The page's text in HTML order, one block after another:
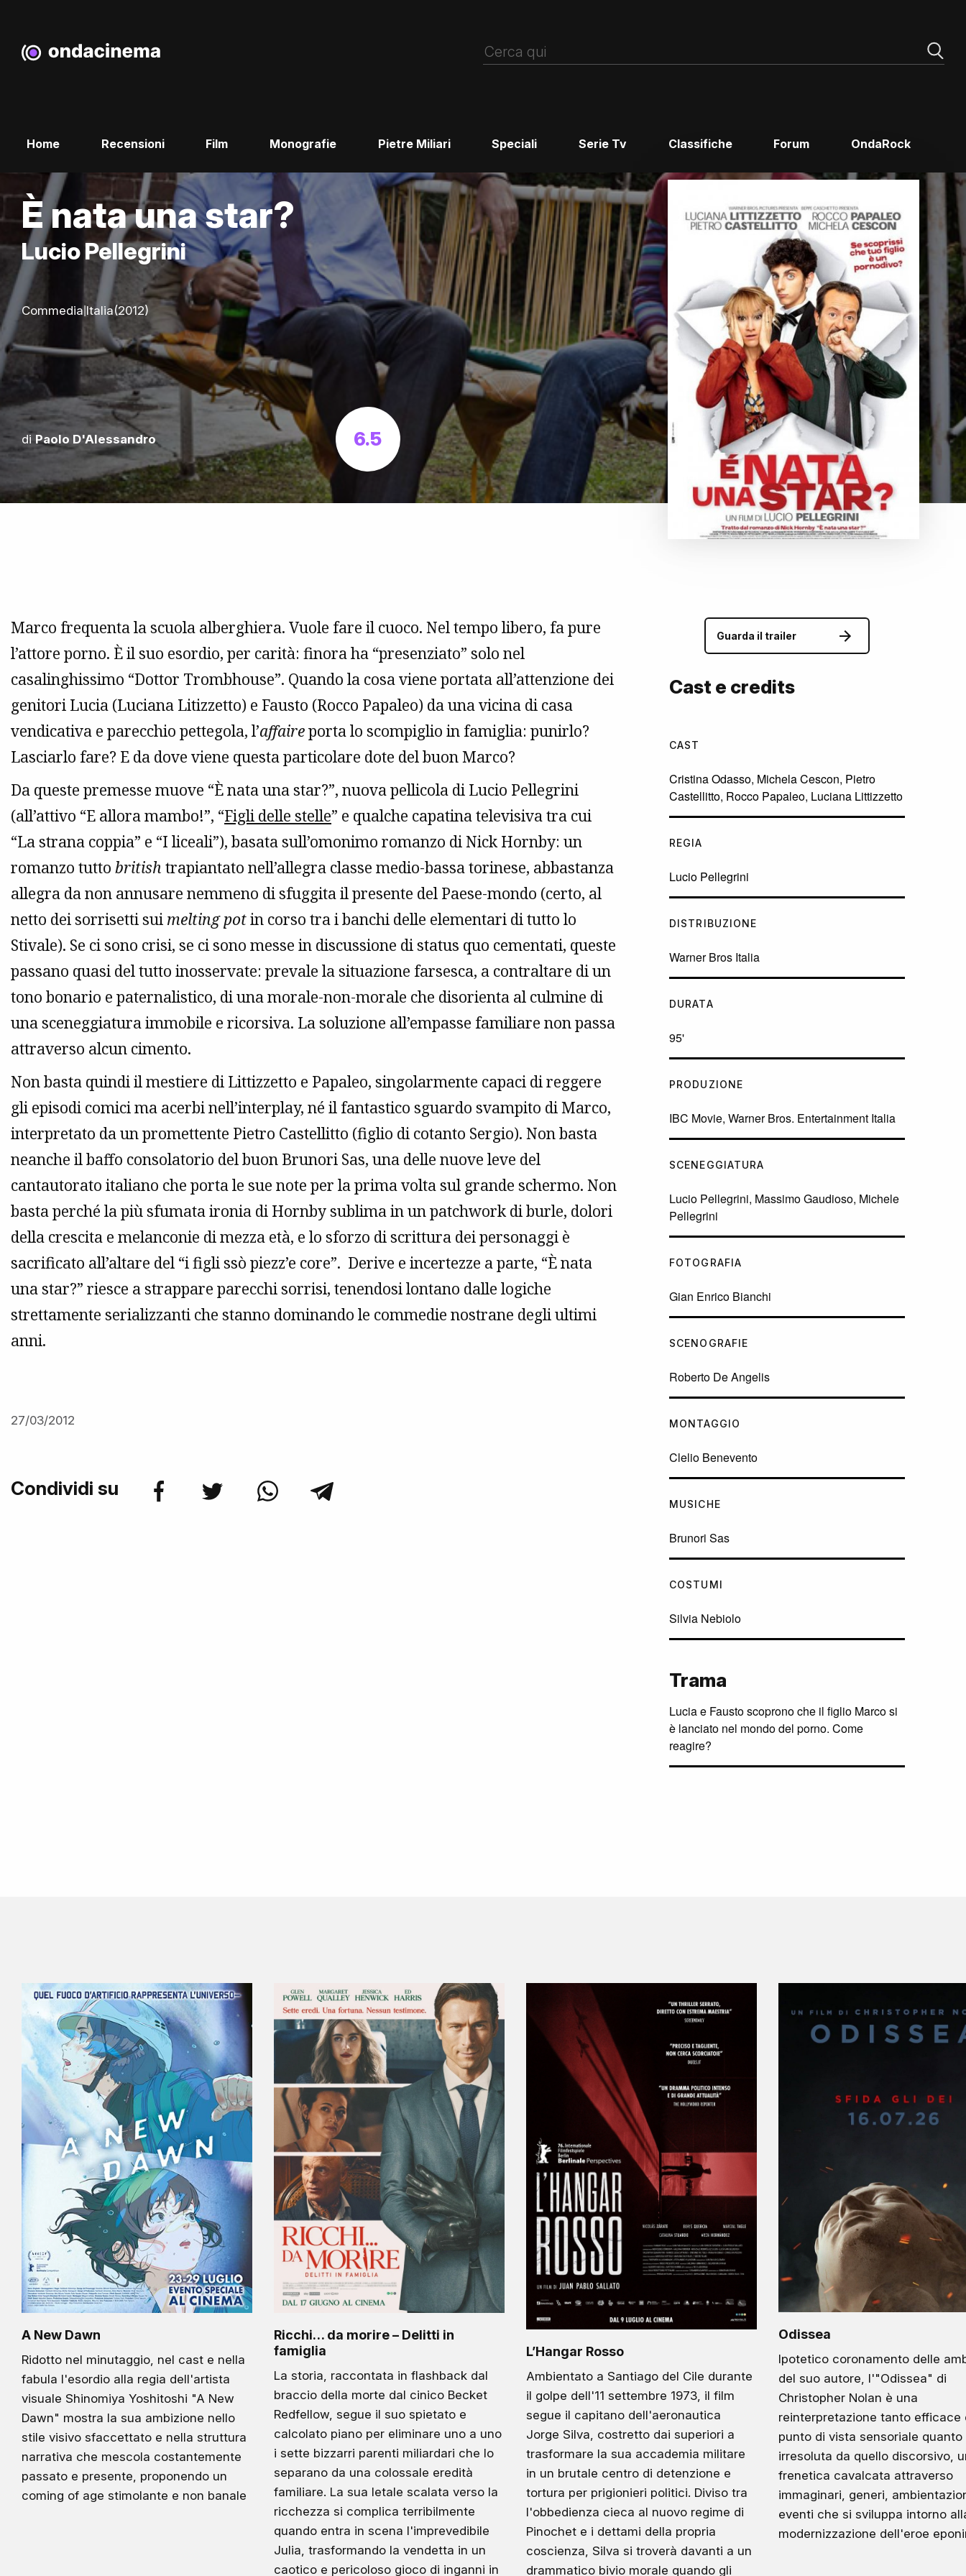
Home Recensioni Film Monografie Pietre Miliari Speciali Serie Tv Classifiche Forum OndaRock
È nata una star?
Lucio Pellegrini
Commedia|Italia(2012)
di Paolo D'Alessandro 6.5
Marco frequenta la scuola alberghiera. Vuole fare il cuoco. Nel tempo libero, fa pure
l’attore porno. È il suo esordio, per carità: finora ha “presenziato” solo nel
casalinghissimo “Dottor Trombhouse”. Quando la cosa viene portata all’attenzione dei
genitori Lucia (Luciana Litizzetto) e Fausto (Rocco Papaleo) da una vicina di casa
vendicativa e parecchio pettegola, l’affaireporta lo scompiglio in famiglia: punirlo?
Lasciarlo fare? E da dove viene questa particolare dote del buon Marco?
Da queste premesse muove “È nata una star?”, nuova pellicola di Lucio Pellegrini
(all’attivo “E allora mambo!”, “Figli delle stelle” e qualche capatina televisiva tra cui
“La strana coppia” e “I liceali”), basata sull’omonimo romanzo di Nick Hornby: un
romanzo tutto british trapiantato nell’allegra classe medio-bassa torinese, abbastanza
allegra da non annusare nemmeno di sfuggita il presente del Paese-mondo (certo, al
netto dei sorrisetti sui melting potin corso tra i banchi delle elementari di tutto lo
Stivale). Se ci sono crisi, se ci sono messe in discussione di status quo cementati, queste
passano quasi del tutto inosservate: prevale la situazione farsesca, a contraltare di un
tono bonario e paternalistico, di una morale-non-morale che disorienta al culmine di
una sceneggiatura immobile e ricorsiva. La soluzione all’empasse familiare non passa
attraverso alcun cimento.
Non basta quindi il mestiere di Littizzetto e Papaleo, singolarmente capaci di reggere
gli episodi comici ma acerbi nell’interplay, né il fantastico sguardo svampito di Marco,
interpretato da un promettente Pietro Castellitto (figlio di cotanto Sergio). Non basta
neanche il baffo consolatorio del buon Brunori Sas, una delle nuove leve del
cantautorato italiano che porta le sue note per la prima volta sul grande schermo. Non
basta perché la più sfumata ironia di Hornby sublima in un patchwork di burle, dolori
della crescita e melanconie di mezza età, e lo sforzo di scrittura dei personaggi è
sacrificato all’altare del “i figli ssò piezz’e core”. Derive e incertezze a parte, “È nata
una star?” riesce a strappare parecchi sorrisi, tenendosi lontano dalle logiche
strettamente serializzanti che stanno dominando le commedie nostrane degli ultimi
anni.
27/03/2012
Condividi su
Guarda il trailer
Cast e credits
CAST
Cristina Odasso, Michela Cescon, Pietro
Castellitto, Rocco Papaleo, Luciana Littizzetto
REGIA
Lucio Pellegrini
DISTRIBUZIONE
Warner Bros Italia
DURATA
95'
PRODUZIONE
IBC Movie, Warner Bros. Entertainment Italia
SCENEGGIATURA
Lucio Pellegrini, Massimo Gaudioso, Michele
Pellegrini
FOTOGRAFIA
Gian Enrico Bianchi
SCENOGRAFIE
Roberto De Angelis
MONTAGGIO
Clelio Benevento
MUSICHE
Brunori Sas
COSTUMI
Silvia Nebiolo
Trama
Lucia e Fausto scoprono che il figlio Marco si
è lanciato nel mondo del porno. Come
reagire?
A New Dawn
Ridotto nel minutaggio, nel cast e nella
fabula l'esordio alla regia dell'artista
visuale Shinomiya Yoshitoshi "A New
Dawn" mostra la sua ambizione nello
stile visivo sfaccettato e nella struttura
narrativa che mescola costantemente
passato e presente, proponendo un
coming of age stimolante e non banale
Ricchi… da morire – Delitti in
famiglia
La storia, raccontata in flashback dal
braccio della morte dal cinico Becket
Redfellow, segue il suo spietato e
calcolato piano per eliminare uno a uno
i sette bizzarri parenti miliardari che lo
separano da una colossale eredità
familiare. La sua letale scalata verso la
ricchezza si complica terribilmente
quando entra in scena l'imprevedibile
Julia, trasformando la vendetta in un
caotico e pericoloso gioco di inganni in
L’Hangar Rosso
Ambientato a Santiago del Cile durante
il golpe dell'11 settembre 1973, il film
segue il capitano dell'aeronautica
Jorge Silva, costretto dai superiori a
trasformare la sua accademia militare
in un brutale centro di detenzione e
tortura per prigionieri politici. Diviso tra
l'obbedienza cieca al nuovo regime di
Pinochet e i dettami della propria
coscienza, Silva si troverà davanti a un
drammatico bivio morale quando gli
Odissea
Ipotetico coronamento delle
del suo autore, l'"Odissea" di
Christopher Nolan è una
reinterpretazione tanto efficace
punto di vista sensoriale quanto
irresoluta da quello discorsivo,
frenetica cavalcata attraverso
immaginari, generi,
eventi che si sviluppa intorno
modernizzazione dell'eroe